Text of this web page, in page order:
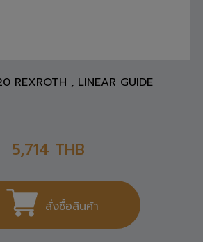
REXROTH , LINEAR GUIDE
5,714 THB
สั่งซื้อสินค้า